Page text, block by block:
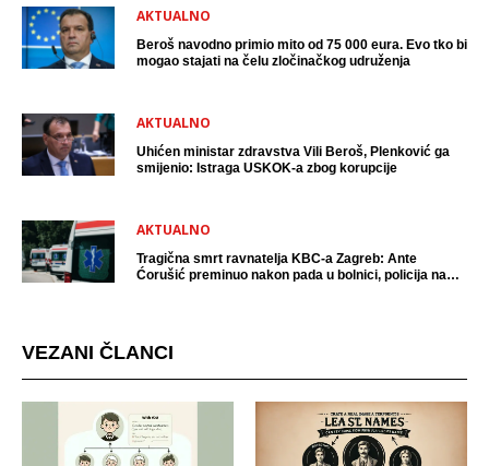
AKTUALNO
Beroš navodno primio mito od 75 000 eura. Evo tko bi
mogao stajati na čelu zločinačkog udruženja
AKTUALNO
Uhićen ministar zdravstva Vili Beroš, Plenković ga
smijenio: Istraga USKOK-a zbog korupcije
AKTUALNO
Tragična smrt ravnatelja KBC-a Zagreb: Ante
Ćorušić preminuo nakon pada u bolnici, policija na
VEZANI ČLANCI